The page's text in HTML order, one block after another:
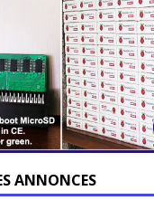
ANNONCES